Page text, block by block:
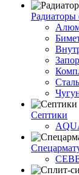
Радиаторы
Септики